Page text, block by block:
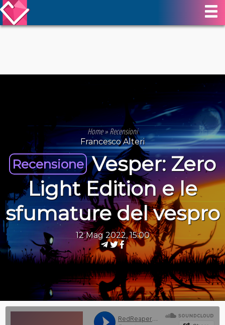
Home»Recensioni
Francesco Alteri
Recensione Vesper: Zero
Light Edition e le
sfumature del vespro
12 Mag 2022, 15:00